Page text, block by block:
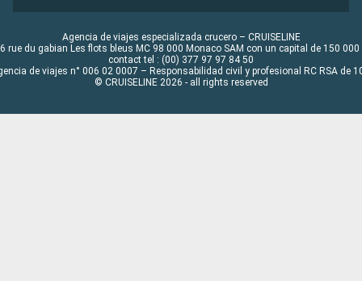
Agencia de viajes especializada crucero – CRUISELINE
rue du gabian Les flots bleus MC 98 000 Monaco SAM con un capital de 150 000
contact tel : (00) 377 97 97 84 50
de viajes n° 006 02 0007 – Responsabilidad civil y profesional RC RSA de
© CRUISELINE 2026 - all rights reserved